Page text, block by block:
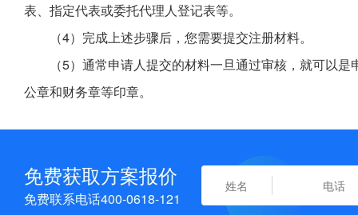
表、指定代表或委托代理人登记表等。
（4）完成上述步骤后，您需要提交注册材料。
（5）通常申请人提交的材料一旦通过审核，就可以
公章和财务章等印章。
免费获取方案报价
免费联系电话400-0618-121